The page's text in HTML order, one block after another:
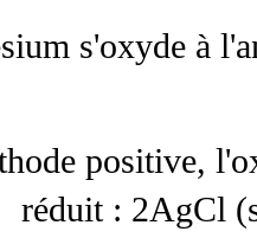
s'oxyde à
positive,
réduit : 2AgCl